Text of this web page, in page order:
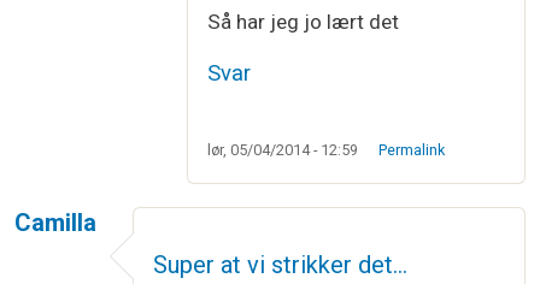
Så har jeg jo lært det
Svar
lør, 05/04/2014 - 12:59 Permalink
Camilla
Super at vi strikker det…